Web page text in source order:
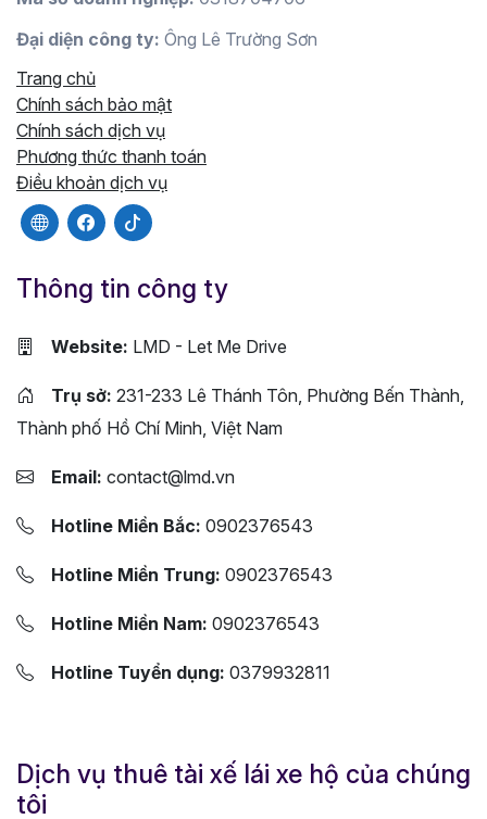
Đại diện công ty: Ông Lê Trường Sơn
Trang chủ
Chính sách bảo mật
Chính sách dịch vụ
Phương thức thanh toán
Điều khoản dịch vụ
Thông tin công ty
Website: LMD - Let Me Drive
Trụ sở: 231-233 Lê Thánh Tôn, Phường Bến Thành,
Thành phố Hồ Chí Minh, Việt Nam
Email: contact@lmd.vn
Hotline Miền Bắc: 0902376543
Hotline Miền Trung: 0902376543
Hotline Miền Nam: 0902376543
Hotline Tuyển dụng: 0379932811
Dịch vụ thuê tài xế lái xe hộ của chúng
tôi